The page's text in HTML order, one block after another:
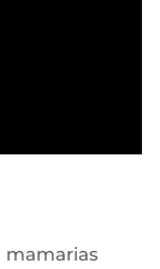
mamarias